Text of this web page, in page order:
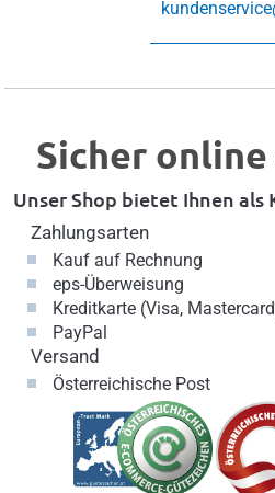
Sicher
Unser Shop bietet Ihnen als
Zahlungsarten
Kauf auf Rechnung
eps-Überweisung
Kreditkarte (Visa,
PayPal
Versand
Österreichische Post